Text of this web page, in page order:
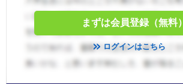
まずは会員登録（無料）
ログインはこちら